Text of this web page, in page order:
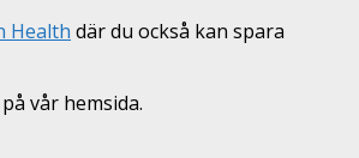
Health där du också kan spara
vår hemsida.